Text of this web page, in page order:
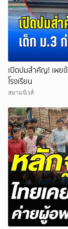
เปิดปมสำคัญ! เผย
โรงเรียน
สยามนิวส์